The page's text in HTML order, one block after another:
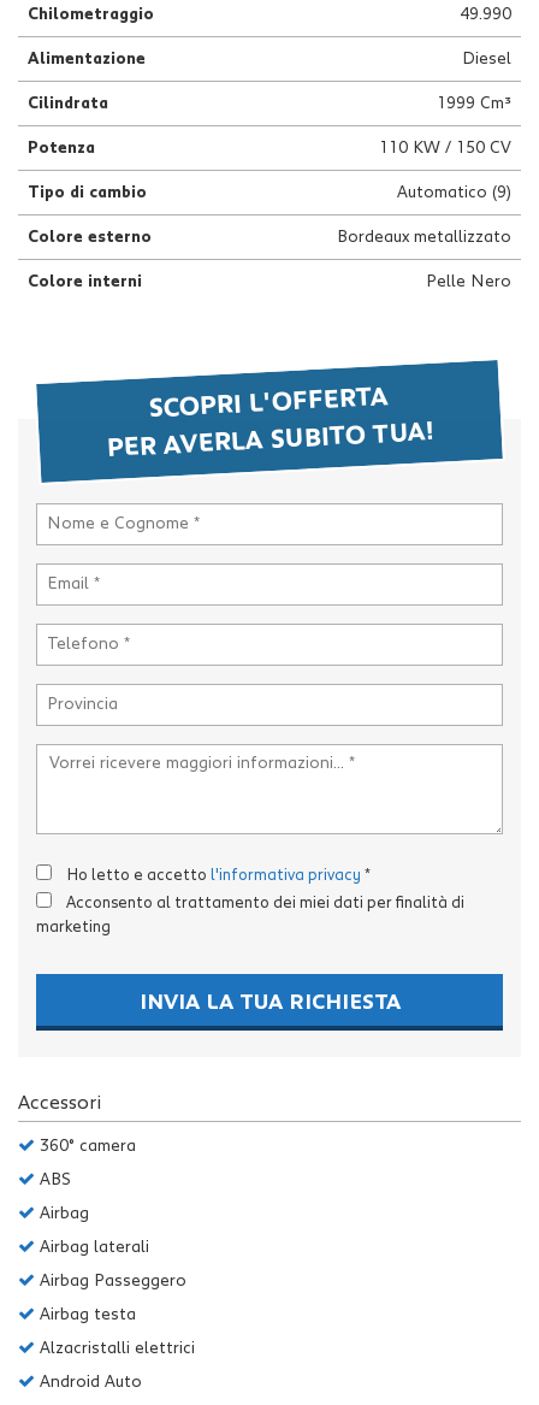
Chilometraggio 49.990
Alimentazione Diesel
Cilindrata 1999 Cm³
Potenza 110 KW / 150 CV
Tipo di cambio Automatico (9)
Colore esterno Bordeaux metallizzato
Colore interni Pelle Nero
SCOPRI L'OFFERTA
PER AVERLA SUBITO TUA!
Ho letto e accetto l'informativa privacy *
Acconsento al trattamento dei miei dati per finalità di
marketing
INVIA LA TUA RICHIESTA
Accessori
360° camera
ABS
Airbag
Airbag laterali
Airbag Passeggero
Airbag testa
Alzacristalli elettrici
Android Auto
questi
tracciamento
rimanda
alla
cookie
policy.
Puoi
rivedere
e
scelte
in
qualsiasi
momento.
Cookie necessari
Cookie analitici
Cookie di marketing
Leggi
cookie
Salva
le
impostazioni